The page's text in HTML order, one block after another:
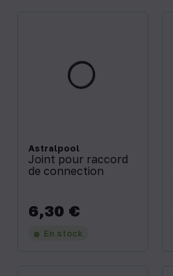
Astralpool
Joint pour raccord
de connection
Prix
6,30 €
En stock